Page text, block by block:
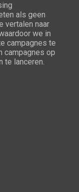
als geen
vertalen naar
we in
campagnes te
campagnes op
te lanceren.